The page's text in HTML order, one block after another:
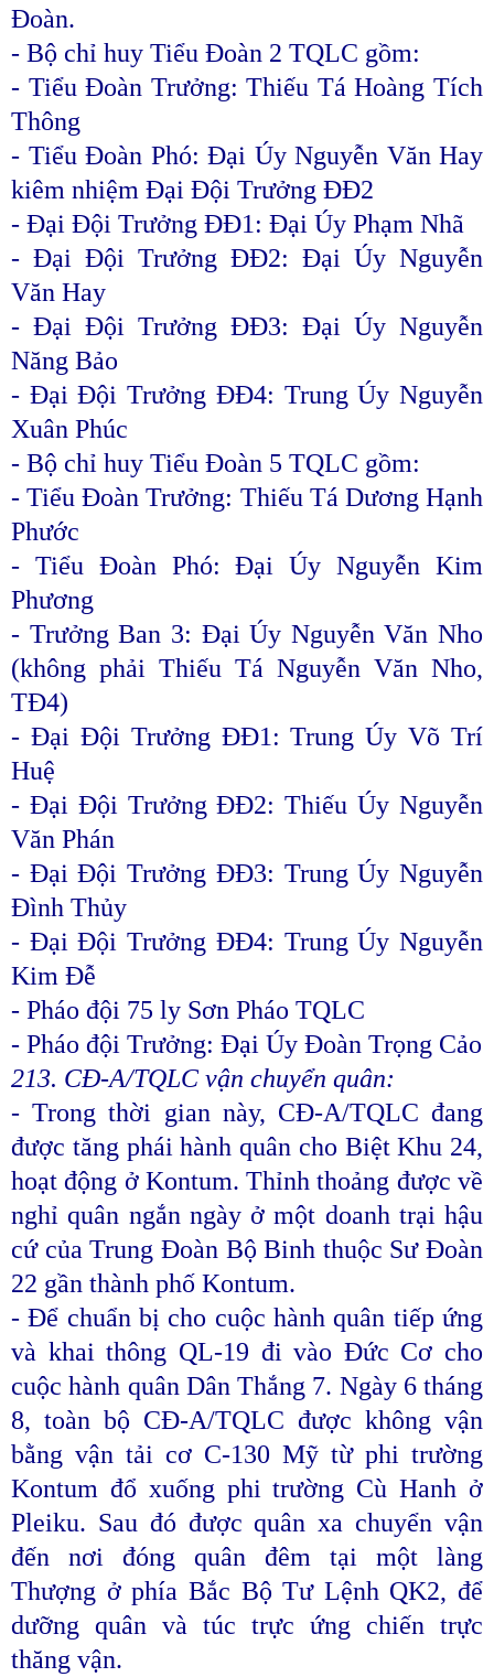
Đoàn.
- Bộ chỉ huy Tiểu Đoàn 2 TQLC gồm:
- Tiểu Đoàn Trưởng: Thiếu Tá Hoàng Tích
Thông
- Tiểu Đoàn Phó: Đại Úy Nguyễn Văn Hay
kiêm nhiệm Đại Đội Trưởng ĐĐ2
- Đại Đội Trưởng ĐĐ1: Đại Úy Phạm Nhã
- Đại Đội Trưởng ĐĐ2: Đại Úy Nguyễn
Văn Hay
- Đại Đội Trưởng ĐĐ3: Đại Úy Nguyễn
Năng Bảo
- Đại Đội Trưởng ĐĐ4: Trung Úy Nguyễn
Xuân Phúc
- Bộ chỉ huy Tiểu Đoàn 5 TQLC gồm:
- Tiểu Đoàn Trưởng: Thiếu Tá Dương Hạnh
Phước
- Tiểu Đoàn Phó: Đại Úy Nguyễn Kim
Phương
- Trưởng Ban 3: Đại Úy Nguyễn Văn Nho
(không phải Thiếu Tá Nguyễn Văn Nho,
TĐ4)
- Đại Đội Trưởng ĐĐ1: Trung Úy Võ Trí
Huệ
- Đại Đội Trưởng ĐĐ2: Thiếu Úy Nguyễn
Văn Phán
- Đại Đội Trưởng ĐĐ3: Trung Úy Nguyễn
Đình Thủy
- Đại Đội Trưởng ĐĐ4: Trung Úy Nguyễn
Kim Đễ
- Pháo đội 75 ly Sơn Pháo TQLC
- Pháo đội Trưởng: Đại Úy Đoàn Trọng Cảo
213. CĐ-A/TQLC vận chuyển quân:
- Trong thời gian này, CĐ-A/TQLC đang
được tăng phái hành quân cho Biệt Khu 24,
hoạt động ở Kontum. Thỉnh thoảng được về
nghỉ quân ngắn ngày ở một doanh trại hậu
cứ của Trung Đoàn Bộ Binh thuộc Sư Đoàn
22 gần thành phố Kontum.
- Để chuẩn bị cho cuộc hành quân tiếp ứng
và khai thông QL-19 đi vào Đức Cơ cho
cuộc hành quân Dân Thắng 7. Ngày 6 tháng
8, toàn bộ CĐ-A/TQLC được không vận
bằng vận tải cơ C-130 Mỹ từ phi trường
Kontum đổ xuống phi trường Cù Hanh ở
Pleiku. Sau đó được quân xa chuyển vận
đến nơi đóng quân đêm tại một làng
Thượng ở phía Bắc Bộ Tư Lệnh QK2, để
dưỡng quân và túc trực ứng chiến trực
thăng vận.